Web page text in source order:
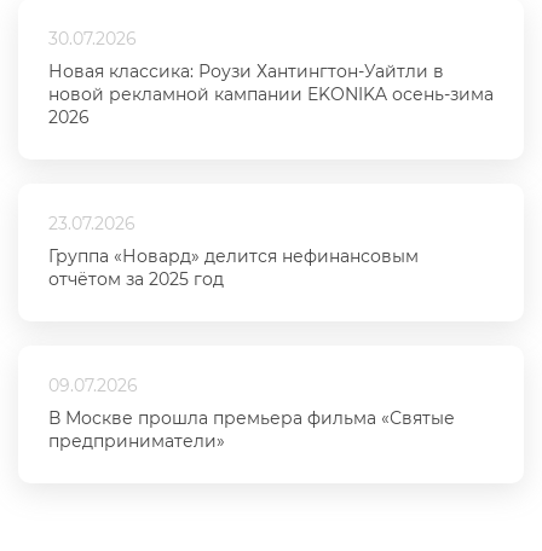
30.07.2026
Новая классика: Роузи Хантингтон-Уайтли в
новой рекламной кампании EKONIKA осень-зима
2026
23.07.2026
Группа «Новард» делится нефинансовым
отчётом за 2025 год
09.07.2026
В Москве прошла премьера фильма «Святые
предприниматели»